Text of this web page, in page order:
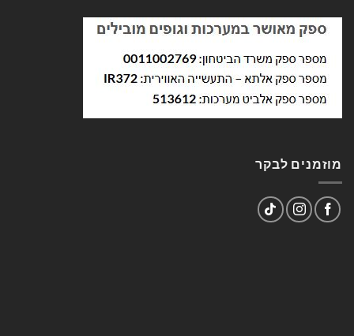
מוזמנים לבקר